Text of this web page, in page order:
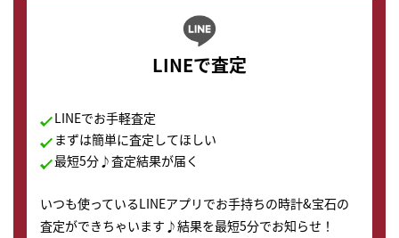
LINEで査定
LINEでお手軽査定
まずは簡単に査定してほしい
最短5分♪査定結果が届く
いつも使っているLINEアプリでお手持ちの時計&宝石の
査定ができちゃいます♪結果を最短5分でお知らせ！